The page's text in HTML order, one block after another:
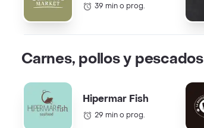
39 min o prog.
Carnes, pollos y pescados
Hipermar Fish
29 min o prog.